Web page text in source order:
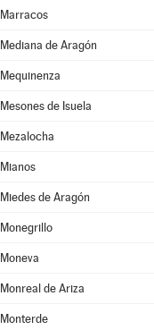
Marracos
Mediana de Aragón
Mequinenza
Mesones de Isuela
Mezalocha
Mianos
Miedes de Aragón
Monegrillo
Moneva
Monreal de Ariza
Monterde